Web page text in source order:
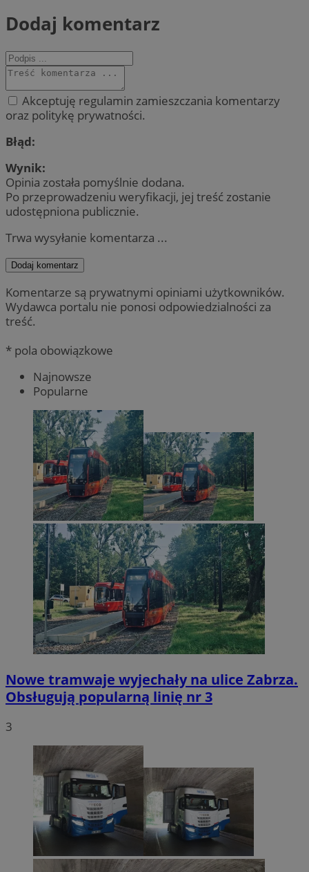
Dodaj komentarz
Akceptuję regulamin zamieszczania komentarzy
oraz politykę prywatności.
Błąd:
Wynik:
Opinia została pomyślnie dodana.
Po przeprowadzeniu weryfikacji, jej treść zostanie
udostępniona publicznie.
Trwa wysyłanie komentarza ...
Dodaj komentarz
Komentarze są prywatnymi opiniami użytkowników.
Wydawca portalu nie ponosi odpowiedzialności za
treść.
* pola obowiązkowe
Najnowsze
Popularne
Nowe tramwaje wyjechały na ulice Zabrza.
Obsługują popularną linię nr 3
3